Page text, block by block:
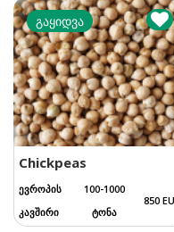
გაყიდვა
Chickpeas
ევროპის
კავშირი
100-1000
ტონა
850